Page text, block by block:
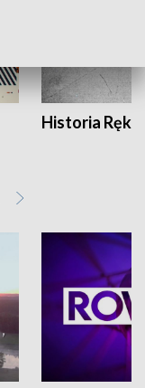
Historia Ręką